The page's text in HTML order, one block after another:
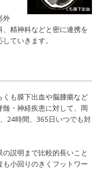
外
精神科などと密に連携を
ていきます。
も膜下出血や脳腫瘍など
・神経疾患に対して、岡
24時間、365日いつでも対
説明まで比較的長いこと
小回りのきくフットワー